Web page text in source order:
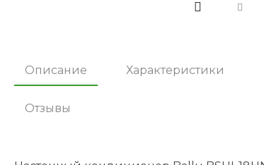
Описание Характеристики
Отзывы